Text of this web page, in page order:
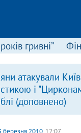
гривні”
атакували Київ
і
(доповнено)
березня 2010, 12:07